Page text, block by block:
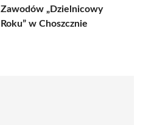
Zawodów „Dzielnicowy
Roku” w Choszcznie